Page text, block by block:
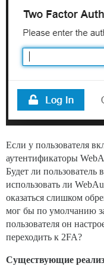
Если у пользователя
аутентификаторы
Будет ли пользователь
использовать ли
оказаться слишком
мог бы по умолчанию
пользователя он
переходить к 2FA?
Существующие